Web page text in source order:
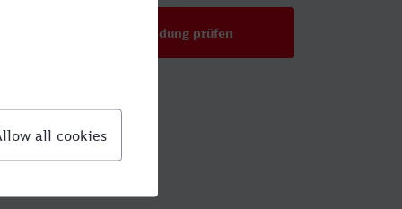
Verbindung prüfen